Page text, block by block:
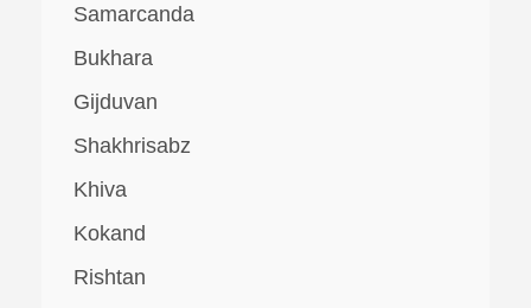
Samarcanda
Bukhara
Gijduvan
Shakhrisabz
Khiva
Kokand
Rishtan